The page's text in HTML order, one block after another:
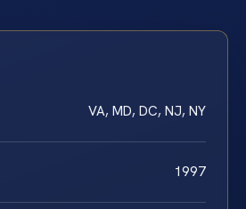
VA, MD, DC, NJ, NY
1997